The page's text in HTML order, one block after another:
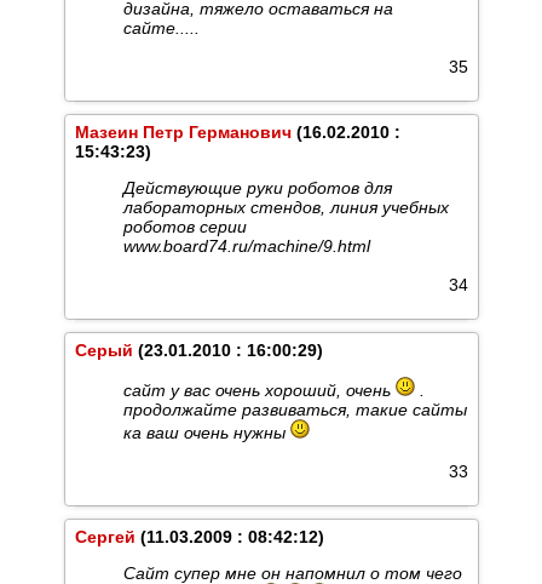
дизайна, тяжело оставаться на
сайте.....
35
Мазеин Петр Германович(16.02.2010 :
15:43:23)
Действующие руки роботов для
лабораторных стендов, линия учебных
роботов серии
www.board74.ru/machine/9.html
34
Серый (23.01.2010 : 16:00:29)
сайт у вас очень хороший, очень
.
продолжайте развиваться, такие сайты
ка ваш очень нужны
33
Сергей (11.03.2009 : 08:42:12)
Сайт супер мне он напомнил о том чего